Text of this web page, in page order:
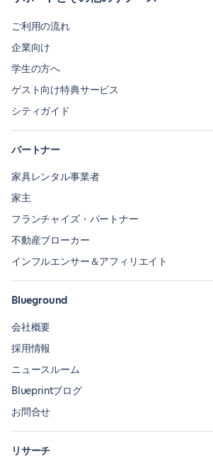
ご利用の流れ
企業向け
学生の方へ
ゲスト向け特典サービス
シティガイド
パートナー
家具レンタル事業者
家主
フランチャイズ・パートナー
不動産ブローカー
インフルエンサー＆アフィリエイト
Blueground
会社概要
採用情報
ニュースルーム
Blueprintブログ
お問合せ
リサーチ